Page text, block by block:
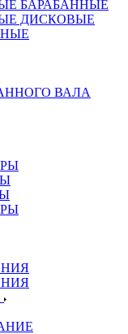
БАРАБАННЫЕ
ДИСКОВЫЕ
ВАЛА